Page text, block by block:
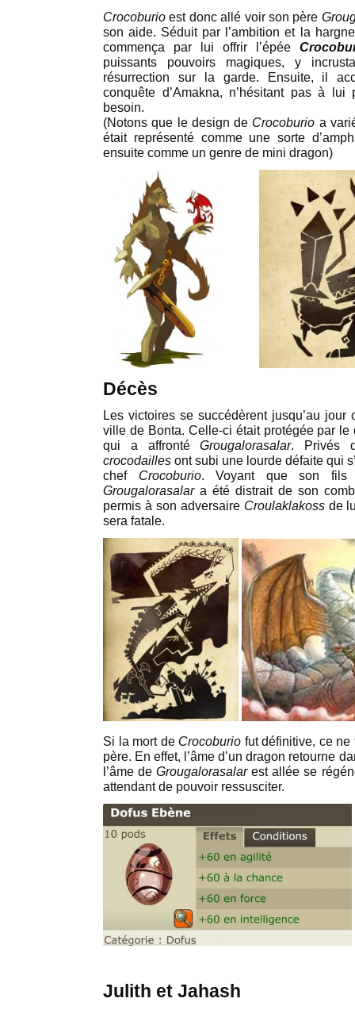
Crocoburio est donc allé voir son père
son aide. Séduit par l’ambition et la
commença par lui offrir l’épée
puissants pouvoirs magiques, y
résurrection sur la garde. Ensuite, il
conquête d’Amakna, n’hésitant pas à
besoin.
(Notons que le design de Crocoburio a
était représenté comme une sorte
ensuite comme un genre de mini dragon)
Décès
Les victoires se succédèrent jusqu’au jour
ville de Bonta. Celle-ci était protégée par
qui a affrontéGrougalorasalar. Privés
crocodailles ont subi une lourde défaite qui
chef Crocoburio. Voyant que son fils
Grougalorasalara été distrait de son
permis à son adversaire Croulaklakossde
sera fatale.
Si la mort de Crocoburio fut définitive, ce
père. En effet, l’âme d’un dragon retourne
l’âme deGrougalorasalarest allée se
attendant de pouvoir ressusciter.
Julith et Jahash